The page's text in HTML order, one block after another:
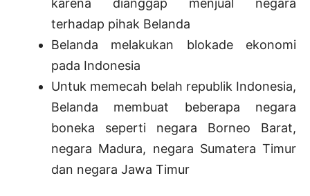
terhadap pihak Belanda
Belanda melakukan blokade ekonomi
pada Indonesia
Untuk memecah belah republik Indonesia,
Belanda membuat beberapa negara
boneka seperti negara Borneo Barat,
negara Madura, negara Sumatera Timur
dan negara Jawa Timur